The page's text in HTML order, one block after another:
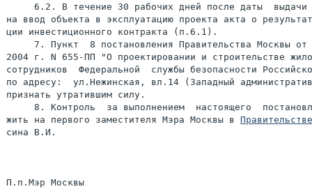
6.2. В течение 30 рабочих дней после даты  выдачи
на ввод объекта в эксплуатацию проекта акта о
ции инвестиционного контракта (п.6.1).
7. Пункт  8 постановления Правительства Москвы от
2004 г. N 655-ПП "О проектировании и строительстве
сотрудников  Федеральной  службы безопасности
по адресу:  ул.Нежинская, вл.14 (Западный
признать утратившим силу.
8. Контроль  за выполнением  настоящего
жить на первого заместителя Мэра Москвы в
сина В.И.